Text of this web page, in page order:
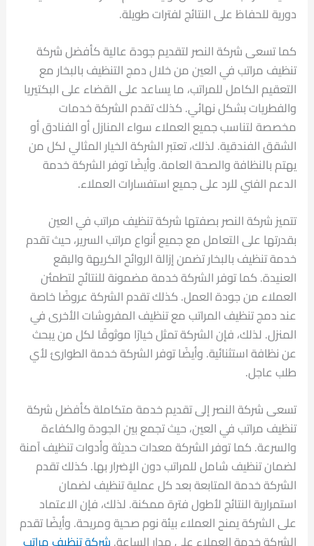
دورية للحفاظ على النتائج لفترات طويلة.
كما تسعى شركة النصر لتقديم جودة عالية كأفضل شركة
تنظيف مراتب في العين من خلال دمج التنظيف بالبخار مع
التعقيم الكامل للمراتب، ما يساعد على القضاء على البكتيريا
والفطريات بشكل نهائي. كذلك تقدم الشركة خدمات
مخصصة لتناسب جميع العملاء سواء المنازل أو الفنادق أو
الشقق الفندقية. لذلك، تعتبر الشركة الخيار المثالي لكل من
يهتم بالنظافة والصحة العامة. وأيضًا توفر الشركة خدمة
الدعم الفني للرد على جميع استفسارات العملاء.
تتميز شركة النصر بصفتها شركة تنظيف مراتب في العين
بقدرتها على التعامل مع جميع أنواع مراتب السرير، حيث تقدم
خدمة تنظيف بالبخار تضمن إزالة الروائح الكريهة والبقع
العنيدة. كما توفر الشركة خدمة مضمونة للنتائج لتطمئن
العملاء من جودة العمل. كذلك تقدم الشركة عروضًا خاصة
عند دمج تنظيف المراتب مع تنظيف المفروشات الأخرى في
المنزل. لذلك، فإن الشركة تمثل خيارًا موثوقًا لكل من يبحث
عن نظافة استثنائية. وأيضًا توفر الشركة خدمة الطوارئ لأي
طلب عاجل.
تسعى شركة النصر إلى تقديم خدمة متكاملة كأفضل شركة
تنظيف مراتب في العين، حيث تجمع بين الجودة والكفاءة
والسرعة. كما توفر الشركة معدات حديثة وأدوات تنظيف آمنة
لضمان تنظيف شامل للمراتب دون الإضرار بها. كذلك تقدم
الشركة خدمة المتابعة بعد كل عملية تنظيف لضمان
استمرارية النتائج لأطول فترة ممكنة. لذلك، فإن الاعتماد
على الشركة يمنح العملاء بيئة نوم صحية ومريحة. وأيضًا تقدم